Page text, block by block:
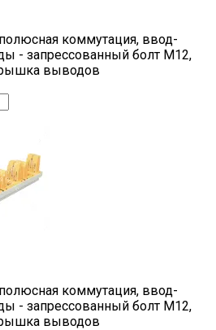
коммутация, ввод-
- запрессованный болт M12,
выводов
коммутация, ввод-
- запрессованный болт M12,
выводов